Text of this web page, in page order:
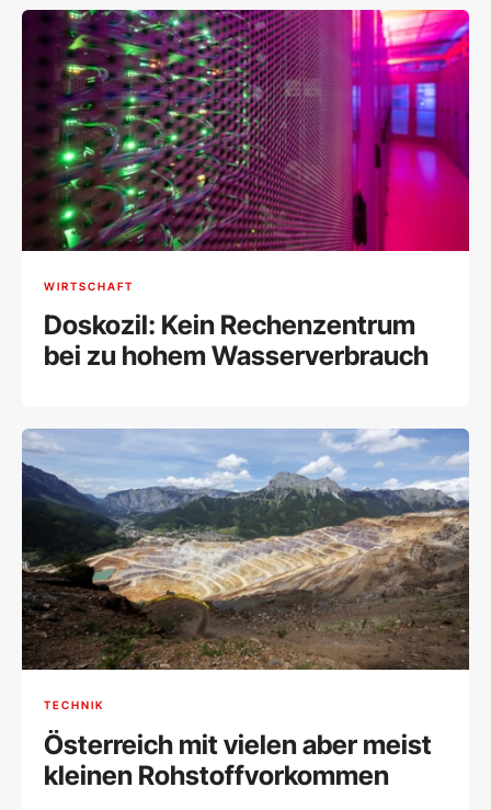
WIRTSCHAFT
Doskozil: Kein Rechenzentrum
bei zu hohem Wasserverbrauch
TECHNIK
Österreich mit vielen aber meist
kleinen Rohstoffvorkommen